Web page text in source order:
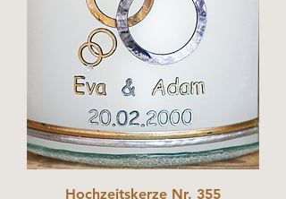
Hochzeitskerze Nr. 355